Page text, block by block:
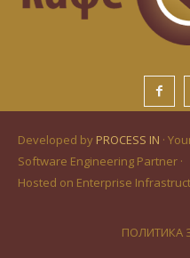
Developed by PROCESS IN ·
Software Engineering Partner ·
Hosted on Enterprise
ПОЛИТИКА